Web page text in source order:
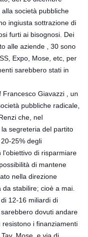
società pubbliche
ingiusta sottrazione di
furti ai bisognosi. Dei
alle aziende , 30 sono
Expo, Mose, etc, per
sarebbero stati in
Giavazzi , un
pubbliche radicale,
che, nel
segreteria del partito
25% degli
l'obiettivo di risparmiare
di mantene
nella direzione
stabilire; cioè a mai.
12-16 miliardi di
dovuti andare
i finanziamenti